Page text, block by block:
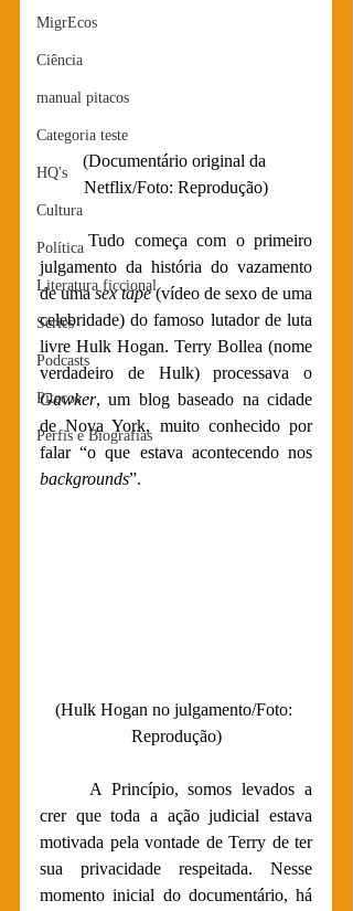
MigrEcos
Ciência
manual pitacos
Categoria teste
HQ's
Cultura
Política
Literatura ficcional
Séries
Podcasts
Pitecos
Perfis e Biografias
(Documentário original da
Netflix/Foto: Reprodução)
Tudo começa com o primeiro
julgamento da história do vazamento
de uma sex tape (vídeo de sexo de uma
celebridade) do famoso lutador de luta
livre Hulk Hogan. Terry Bollea (nome
Gawker, um blog baseado na cidade
de Nova York, muito conhecido por
backgrounds”.
(Hulk Hogan no julgamento/Foto:
Reprodução)
A Princípio, somos levados a
crer que toda a ação judicial estava
motivada pela vontade de Terry de ter
sua privacidade respeitada. Nesse
momento inicial do documentário, há